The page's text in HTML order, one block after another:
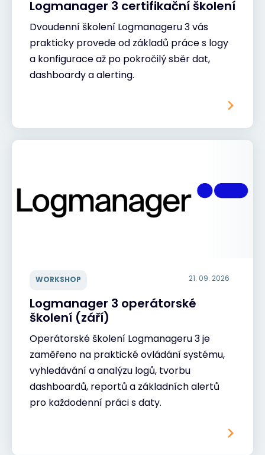
Logmanager 3 certifikační školení
Dvoudenní školení Logmanageru 3 vás
prakticky provede od základů práce s logy
a konfigurace až po pokročilý sběr dat,
dashboardy a alerting.
WORKSHOP 21. 09. 2026
Logmanager 3 operátorské
školení (září)
Operátorské školení Logmanageru 3 je
zaměřeno na praktické ovládání systému,
vyhledávání a analýzu logů, tvorbu
dashboardů, reportů a základních alertů
pro každodenní práci s daty.